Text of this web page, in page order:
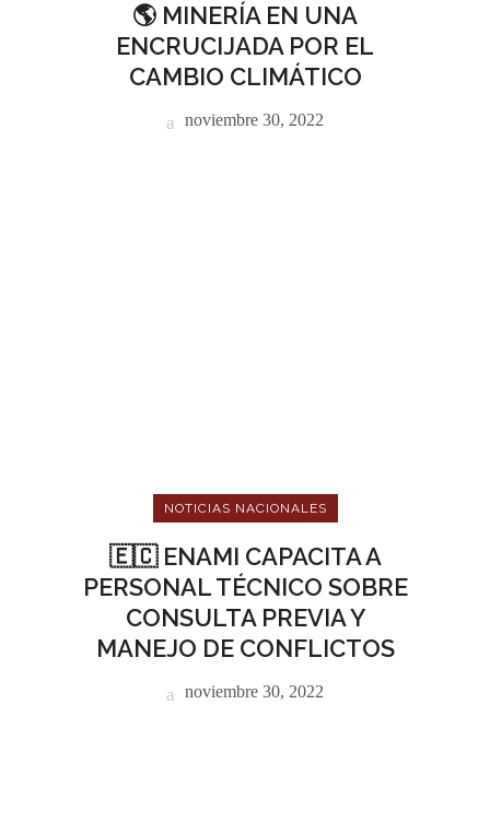
🌎 MINERÍA EN UNA
ENCRUCIJADA POR EL
CAMBIO CLIMÁTICO
noviembre 30, 2022
NOTICIAS NACIONALES
🇪🇨 ENAMI CAPACITA A
PERSONAL TÉCNICO SOBRE
CONSULTA PREVIA Y
MANEJO DE CONFLICTOS
noviembre 30, 2022